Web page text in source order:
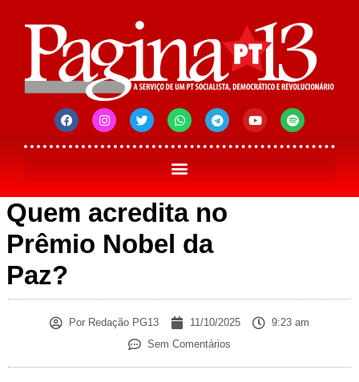
Quem acredita no
Prêmio Nobel da
Paz?
Por Redação PG13 11/10/2025
9:23 am
Sem Comentários